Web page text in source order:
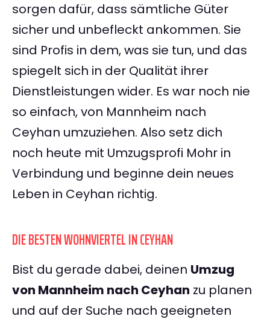
sorgen dafür, dass sämtliche Güter
sicher und unbefleckt ankommen. Sie
sind Profis in dem, was sie tun, und das
spiegelt sich in der Qualität ihrer
Dienstleistungen wider. Es war noch nie
so einfach, von Mannheim nach
Ceyhan umzuziehen. Also setz dich
noch heute mit Umzugsprofi Mohr in
Verbindung und beginne dein neues
Leben in Ceyhan richtig.
DIE BESTEN WOHNVIERTEL IN CEYHAN
Bist du gerade dabei, deinen Umzug
von Mannheim nach Ceyhan zu planen
und auf der Suche nach geeigneten